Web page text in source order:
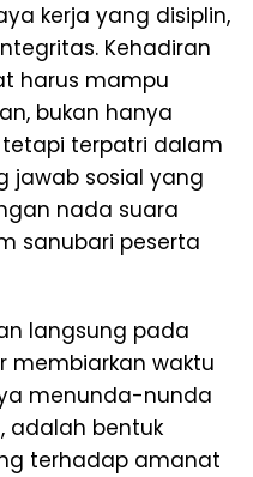
kerja yang disiplin,
Kehadiran
harus mampu
bukan hanya
terpatri dalam
jawab sosial yang
nada suara
sanubari peserta
langsung pada
membiarkan waktu
menunda-nunda
adalah bentuk
terhadap amanat